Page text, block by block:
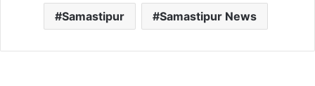
Samastipur Samastipur News